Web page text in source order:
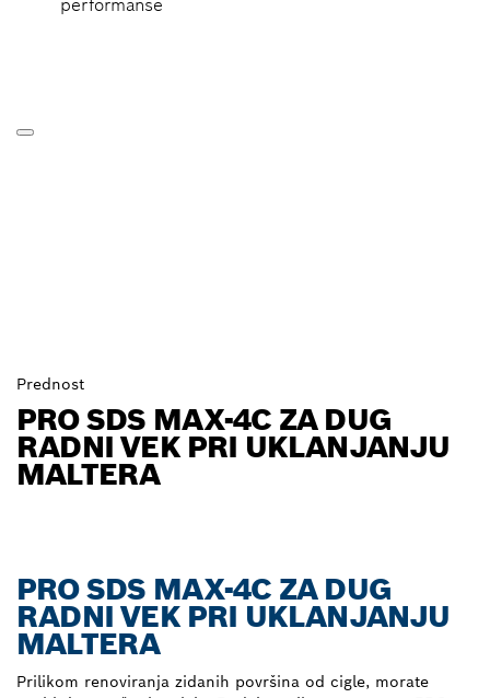
performanse
Prednost
PRO SDS MAX-4C ZA DUG
RADNI VEK PRI UKLANJANJU
MALTERA
PRO SDS MAX-4C ZA DUG
RADNI VEK PRI UKLANJANJU
MALTERA
Prilikom renoviranja zidanih površina od cigle, morate